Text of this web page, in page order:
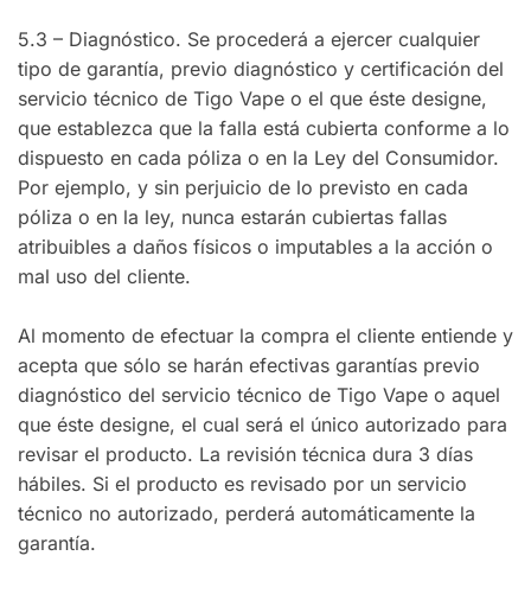
5.3 – Diagnóstico. Se procederá a ejercer cualquier
tipo de garantía, previo diagnóstico y certificación del
servicio técnico de Tigo Vape o el que éste designe,
que establezca que la falla está cubierta conforme a lo
dispuesto en cada póliza o en la Ley del Consumidor.
Por ejemplo, y sin perjuicio de lo previsto en cada
póliza o en la ley, nunca estarán cubiertas fallas
atribuibles a daños físicos o imputables a la acción o
mal uso del cliente.
Al momento de efectuar la compra el cliente entiende y
acepta que sólo se harán efectivas garantías previo
diagnóstico del servicio técnico de Tigo Vape o aquel
que éste designe, el cual será el único autorizado para
revisar el producto. La revisión técnica dura 3 días
hábiles. Si el producto es revisado por un servicio
técnico no autorizado, perderá automáticamente la
garantía.